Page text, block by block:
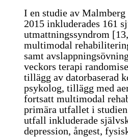
I en studie av
2015 inkluderades 161
utmattningssyndrom
multimodal
samt
veckors terapi
tillägg av datorbaserad
psykolog, tillägg med
fortsatt multimodal
primära utfallet i
utfall inkluderade
depression, ångest,